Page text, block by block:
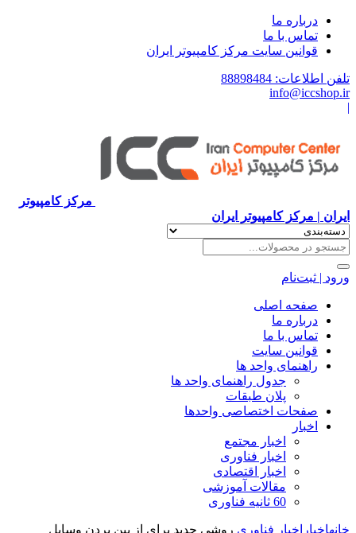
درباره ما
تماس با ما
قوانین سایت مرکز کامپیوتر ایران
تلفن اطلاعات: 88898484
info@iccshop.ir
|
مرکز کامپیوتر
ایران | مرکز کامپیوتر ایران
ورود | ثبت‌نام
صفحه اصلی
درباره ما
تماس با ما
قوانین سایت
راهنمای واحد ها
جدول راهنمای واحد ها
پلان طبقات
صفحات اختصاصی واحدها
اخبار
اخبار مجتمع
اخبار فناوری
اخبار اقتصادی
مقالات آموزشی
60 ثانیه فناوری
خانهاخبار اخبار فناوری روشی جدید برای از بین بردن وسایل